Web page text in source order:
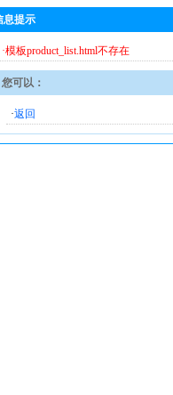
息提示
·模板product_list.html不存在
您可以：
·返回